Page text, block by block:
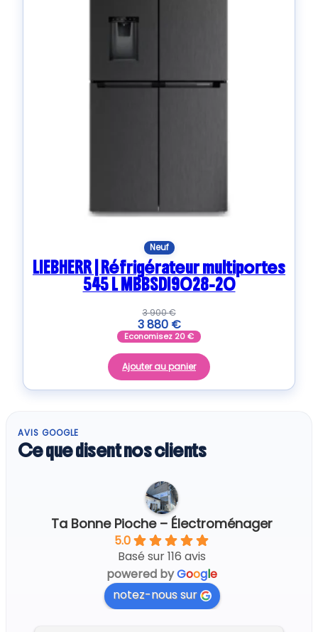
Neuf
LIEBHERR | Réfrigérateur multiportes
545 L MBBSDI9028-20
3 900€
3 880 €
Economisez 20€
Ajouter au panier
AVIS GOOGLE
Ce que disent nos clients
Ta Bonne Pioche – Électroménager
5.0
Basé sur 116 avis
powered byGoogle
notez-nous sur